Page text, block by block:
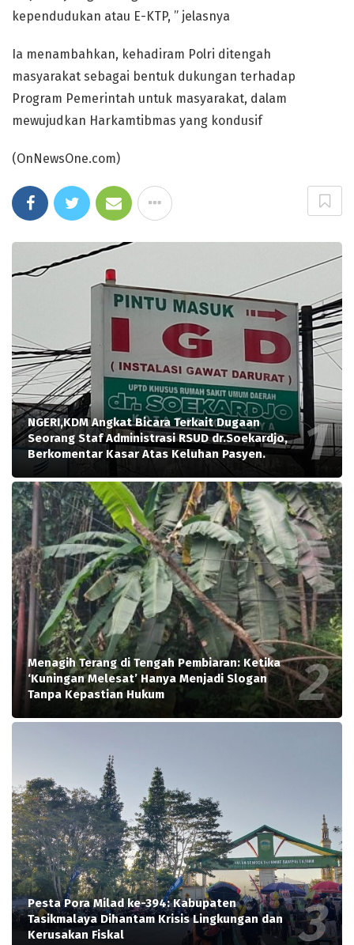
kependudukan atau E-KTP, ” jelasnya
Ia menambahkan, kehadiram Polri ditengah
masyarakat sebagai bentuk dukungan terhadap
Program Pemerintah untuk masyarakat, dalam
mewujudkan Harkamtibmas yang kondusif
(OnNewsOne.com)
NGERI,KDM Angkat Bicara Terkait Dugaan
Seorang Staf Administrasi RSUD dr.Soekardjo,
Berkomentar Kasar Atas Keluhan Pasyen.
Menagih Terang di Tengah Pembiaran: Ketika
‘Kuningan Melesat’ Hanya Menjadi Slogan
Tanpa Kepastian Hukum
Pesta Pora Milad ke-394: Kabupaten
Tasikmalaya Dihantam Krisis Lingkungan dan
Kerusakan Fiskal